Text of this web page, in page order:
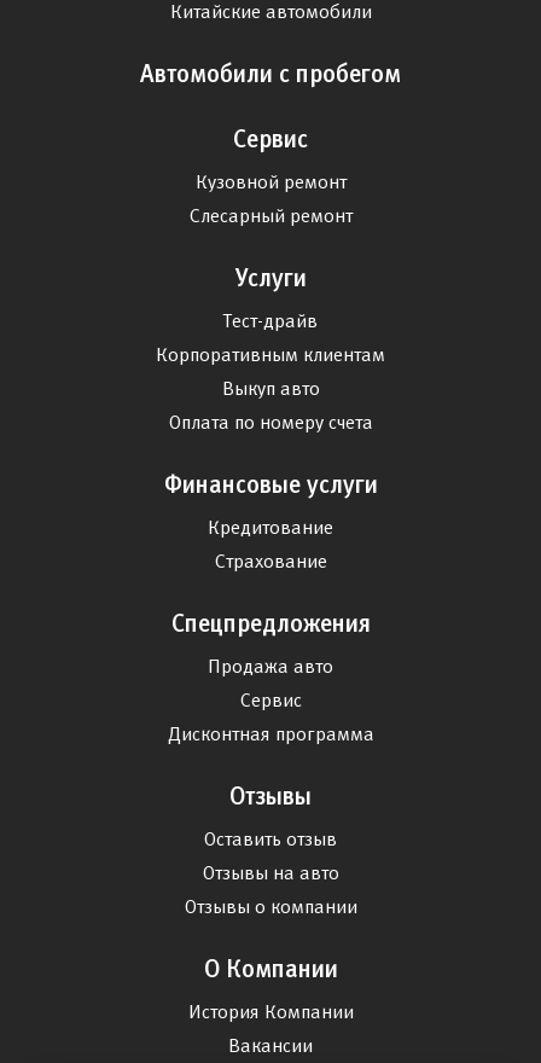
Китайские автомобили
Автомобили с пробегом
Сервис
Кузовной ремонт
Слесарный ремонт
Услуги
Тест-драйв
Корпоративным клиентам
Выкуп авто
Оплата по номеру счета
Финансовые услуги
Кредитование
Страхование
Спецпредложения
Продажа авто
Сервис
Дисконтная программа
Отзывы
Оставить отзыв
Отзывы на авто
Отзывы о компании
О Компании
История Компании
Вакансии